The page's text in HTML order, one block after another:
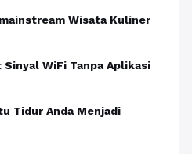
Wisata Kuliner
WiFi Tanpa Aplikasi
Tidur Anda Menjadi